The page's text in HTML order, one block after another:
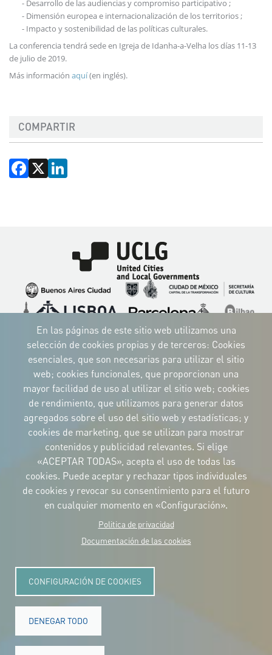
- Desarrollo de las audiencias y compromiso participativo ;
- Dimensión europea e internacionalización de los territorios ;
- Impacto y sostenibilidad de las políticas culturales.
La conferencia tendrá sede en Igreja de Idanha-a-Velha los días 11-13
de julio de 2019.
Más información aquí(en inglés).
COMPARTIR
Facebook
X
Imagen
Imagen
Imagen
ImagenImagen Imagen
Imagen
ImagenImagenImagen
IDENTIDAD CORPORATIVA
Descargue
los logotipos
y el manual
NEWSLETTER
CONTACTO
Carrer Avinyó, 15
08002 Barcelona
culture@uclg.org
© Copyright 2025. Todos los derechos reservados.
En las páginas de este sitio web utilizamos una
selección de cookies propias y de terceros: Cookies
esenciales, que son necesarias para utilizar el sitio
web; cookies funcionales, que proporcionan una
mayor facilidad de uso al utilizar el sitio web; cookies
de rendimiento, que utilizamos para generar datos
agregados sobre el uso del sitio web y estadísticas; y
cookies de marketing, que se utilizan para mostrar
contenidos y publicidad relevantes. Si elige
«ACEPTAR TODAS», acepta el uso de todas las
cookies. Puede aceptar y rechazar tipos individuales
de cookies y revocar su consentimiento para el futuro
en cualquier momento en «Configuración».
Politica de privacidad
Documentación de las cookies
CONFIGURACIÓN DE COOKIES
DENEGAR TODO